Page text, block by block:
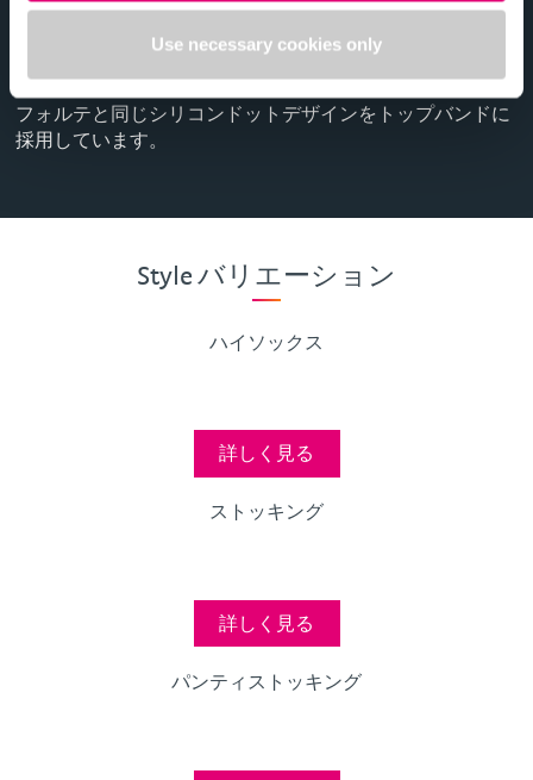
Use necessary cookies only
フィットするデザイン。大腿部から鼠径部への圧勾配がな
だらかになるように設計されています。
メディの長年のトップセラーであるメディプラスやメディ
フォルテと同じシリコンドットデザインをトップバンドに
採用しています。
Style バリエーション
ハイソックス
詳しく見る
ストッキング
詳しく見る
パンティストッキング